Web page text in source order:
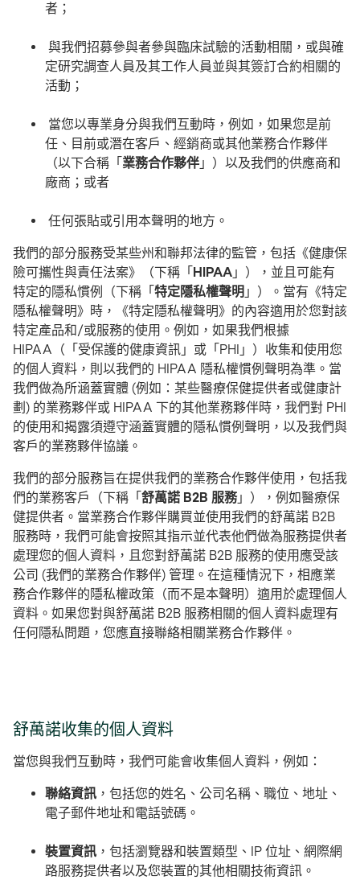
者；
與我們招募參與者參與臨床試驗的活動相關，或與確
定研究調查人員及其工作人員並與其簽訂合約相關的
活動；
當您以專業身分與我們互動時，例如，如果您是前
任、目前或潛在客戶、經銷商或其他業務合作夥伴
（以下合稱「 業務合作夥伴 」）以及我們的供應商和
廠商；或者
任何張貼或引用本聲明的地方。
我們的部分服務受某些州和聯邦法律的監管，包括《健康保
險可攜性與責任法案》（下稱「 HIPAA 」），並且可能有
特定的隱私慣例（下稱「 特定隱私權聲明 」）。當有《特定
隱私權聲明》時，《特定隱私權聲明》的內容適用於您對該
特定產品和/或服務的使用。例如，如果我們根據
HIPAA（「受保護的健康資訊」或「PHI」）收集和使用您
的個人資料，則以我們的 HIPAA 隱私權慣例聲明為準。當
我們做為所涵蓋實體 (例如：某些醫療保健提供者或健康計
劃) 的業務夥伴或 HIPAA 下的其他業務夥伴時，我們對 PHI
的使用和揭露須遵守涵蓋實體的隱私慣例聲明，以及我們與
客戶的業務夥伴協議。
我們的部分服務旨在提供我們的業務合作夥伴使用，包括我
們的業務客戶（下稱「 舒萬諾 B2B 服務」），例如醫療保
健提供者。當業務合作夥伴購買並使用我們的舒萬諾 B2B
服務時，我們可能會按照其指示並代表他們做為服務提供者
處理您的個人資料，且您對舒萬諾 B2B 服務的使用應受該
公司 (我們的業務合作夥伴) 管理。在這種情況下，相應業
務合作夥伴的隱私權政策（而不是本聲明）適用於處理個人
資料。如果您對與舒萬諾 B2B 服務相關的個人資料處理有
任何隱私問題，您應直接聯絡相關業務合作夥伴。
舒萬諾收集的個人資料
當您與我們互動時，我們可能會收集個人資料，例如：
聯絡資訊 ，包括您的姓名、公司名稱、職位、地址、
電子郵件地址和電話號碼。
裝置資訊 ，包括瀏覽器和裝置類型、IP 位址、網際網
路服務提供者以及您裝置的其他相關技術資訊。